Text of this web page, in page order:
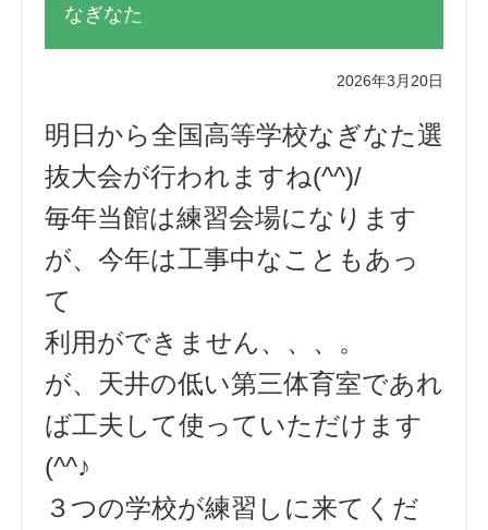
なぎなた
2026年3月20日
明日から全国高等学校なぎなた選
抜大会が行われますね(^^)/
毎年当館は練習会場になります
が、今年は工事中なこともあっ
て
利用ができません、、、。
が、天井の低い第三体育室であれ
ば工夫して使っていただけます
(^^♪
３つの学校が練習しに来てくだ